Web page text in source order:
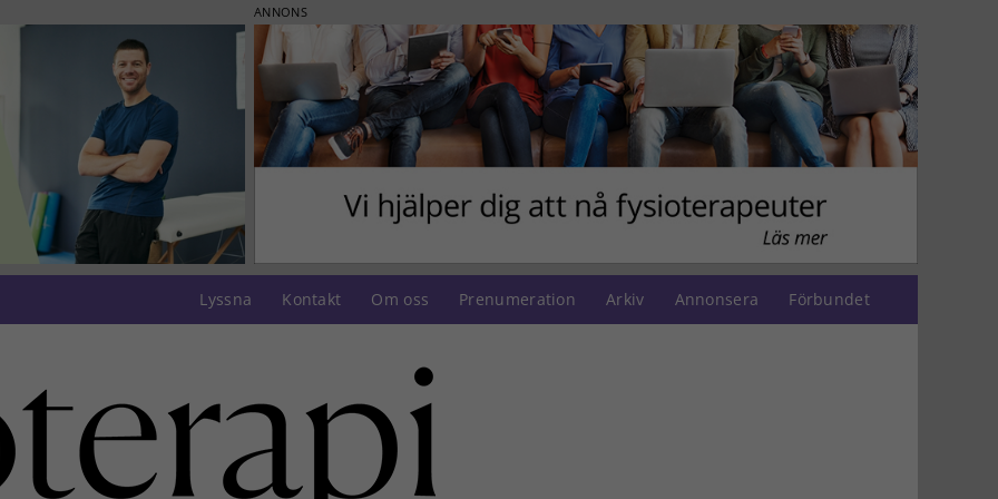
ANNONS
Lyssna Kontakt Om oss Prenumeration Arkiv Annonsera Förbundet